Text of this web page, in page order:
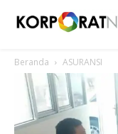
Beranda ASURANSI